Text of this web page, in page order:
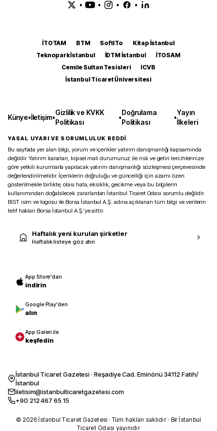
• • • •
İTOTAM BTM SoftITo
Kitap İstanbul
Teknopark İstanbul
İDTM İstanbul
İTOSAM
Cemile Sultan Tesisleri
ICVB
İstanbul Ticaret Üniversitesi
Künye•İletişim•
Gizlilik ve KVKK
Politikası
•
Doğrulama
Politikası
•
Yayın
İlkeleri
YASAL UYARI VE SORUMLULUK REDDİ
Bu sayfada yer alan bilgi, yorum ve içerikler yatırım danışmanlığı kapsamında
değildir. Yatırım kararları, kişisel mali durumunuz ile risk ve getiri tercihlerinize
göre yetkili kurumlarla yapılacak yatırım danışmanlığı sözleşmesi çerçevesinde
değerlendirilmelidir. İçeriklerin doğruluğu ve güncelliği için azami özen
gösterilmekle birlikte, olası hata, eksiklik, gecikme veya bu bilgilerin
kullanımından doğabilecek zararlardan İstanbul Ticaret Odası sorumlu değildir.
BIST isim ve logosu ile Borsa İstanbul A.Ş. adına açıklanan tüm bilgi ve verilerin
telif hakları Borsa İstanbul A.Ş.’ye aittir.
Haftalık yeni kurulan şirketler
Haftalık listeye göz atın
App Store'dan
indirin
Google Play'den
alın
App Galeri ile
keşfedin
İstanbul Ticaret Gazetesi · Reşadiye Cad. Eminönü 34112 Fatih/
İstanbul
iletisim@istanbulticaretgazetesi.com
+90 212 467 65 15
© 2026 İstanbul Ticaret Gazetesi · Tüm hakları saklıdır · Bir İstanbul
Ticaret Odası yayınıdır